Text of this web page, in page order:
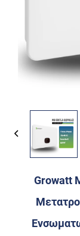
Growatt